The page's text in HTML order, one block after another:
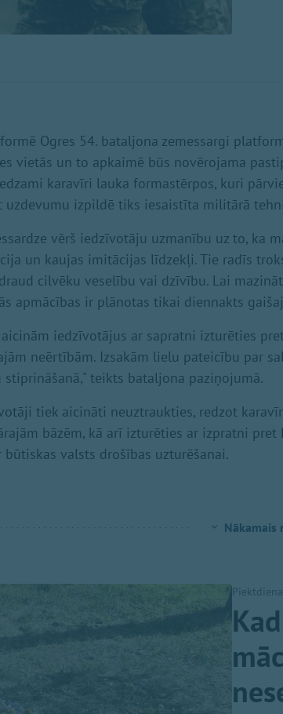
Ogres 54. bataljona zemessargi
vietās un to apkaimē būs novērojama
karavīri lauka formastērpos, kuri
uzdevumu izpildē tiks iesaistīta militārā
vērš iedzīvotāju uzmanību uz to, ka
un kaujas imitācijas līdzekļi. Tie radīs
cilvēku veselību vai dzīvību. Lai
apmācības ir plānotas tikai diennakts
aicinām iedzīvotājus ar sapratni izturēties
neērtībām. Izsakām lielu pateicību par
stiprināšanā," teikts bataljona paziņojumā.
tiek aicināti neuztraukties, redzot
bāzēm, kā arī izturēties ar izpratni
būtiskas valsts drošības uzturēšanai.
Nākamais